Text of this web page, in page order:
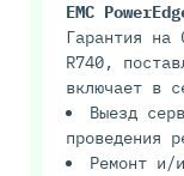
EMC
Гарантия на
R740,
включает в
Выезд
проведения
Ремонт и/